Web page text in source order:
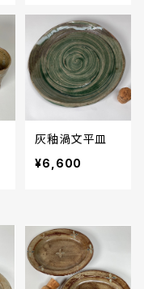
灰釉渦文平皿
¥6,600